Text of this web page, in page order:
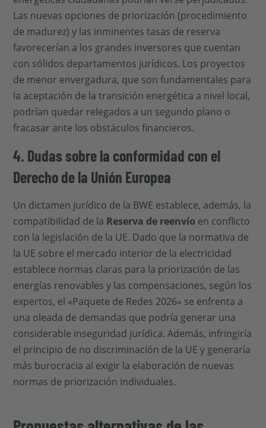
Las nuevas opciones de priorización (procedimiento
de madurez) y las inminentes tasas de reserva
favorecerían a los grandes inversores que cuentan
con sólidos departamentos jurídicos. Los proyectos
de menor envergadura, que son fundamentales para
la aceptación de la transición energética a nivel local,
podrían quedar relegados a un segundo plano o
fracasar ante los obstáculos financieros.
4. Dudas sobre la conformidad con el
Derecho de la Unión Europea
Un dictamen jurídico de la BWE establece, además, la
compatibilidad de la Reserva de reenvío en conflicto
con la legislación de la UE. Dado que la normativa de
la UE sobre el mercado interior de la electricidad
establece normas claras para la priorización de las
energías renovables y las compensaciones, según los
expertos, el «Paquete de Redes 2026» se enfrenta a
una oleada de demandas que podría generar una
considerable inseguridad jurídica. Además, infringiría
el principio de no discriminación de la UE y generaría
más burocracia al exigir la elaboración de nuevas
normas de priorización individuales.